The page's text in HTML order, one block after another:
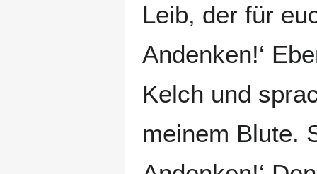
Leib, der für
Andenken!‘
Kelch und
meinem Blute.